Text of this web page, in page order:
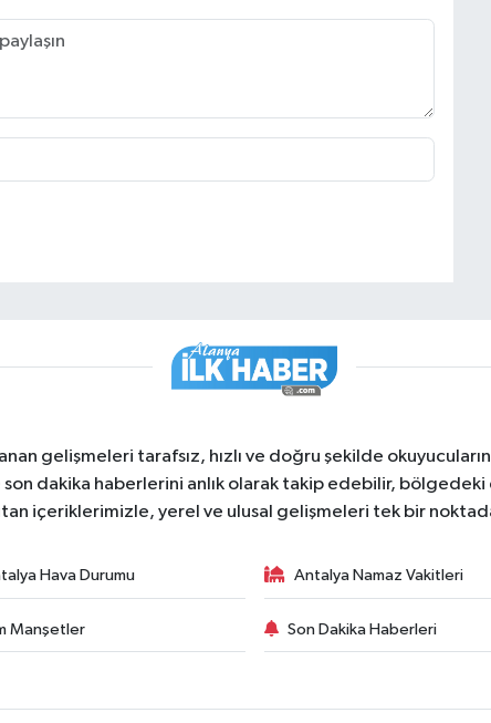
gelişmeleri tarafsız, hızlı ve doğru şekilde
dakika haberlerini anlık olarak takip edebilir,
içeriklerimizle, yerel ve ulusal gelişmeleri tek bir
Hava Durumu Antalya Namaz Vakitleri
Manşetler Son Dakika Haberleri